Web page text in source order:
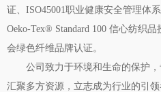
证、ISO45001职业健康安全管理体
Oeko-Tex® Standard 100 信心纺织
会绿色纤维品牌认证。
公司致力于环境和生命的保护
汇聚多方资源，立志成为行业的引领